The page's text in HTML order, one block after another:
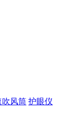
吹风筒 护眼仪